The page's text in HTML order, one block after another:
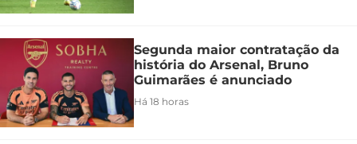
Segunda maior contratação da
história do Arsenal, Bruno
Guimarães é anunciado
Há 18 horas